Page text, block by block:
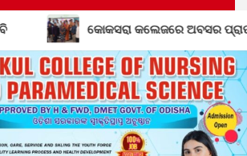
କଲେଜରେ ଅବସର ପ୍ରାପ୍ତ କର୍ମଚାରୀଙ୍କୁ